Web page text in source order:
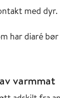
med dyr.
har diaré
varmmat